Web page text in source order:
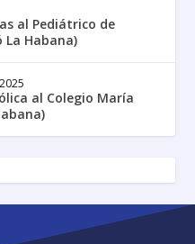
al Pediátrico de
La Habana)
al Colegio María